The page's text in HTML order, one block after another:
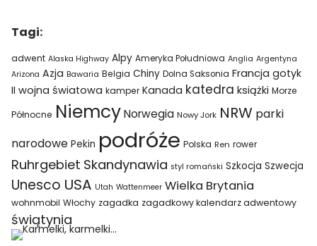
Tagi:
adwent Alaska Highway Alpy Ameryka Południowa Anglia Argentyna
Arizona Azja Bawaria Belgia Chiny Dolna Saksonia Francja gotyk
II wojna światowa kamper Kanada katedra książki Morze
Północne Niemcy Norwegia Nowy Jork NRW parki
narodowe Pekin podróże Polska Ren rower
Ruhrgebiet Skandynawia styl romański Szkocja Szwecja
Unesco USA Utah Wattenmeer Wielka Brytania
wohnmobil Włochy zagadka zagadkowy kalendarz adwentowy
świątynia